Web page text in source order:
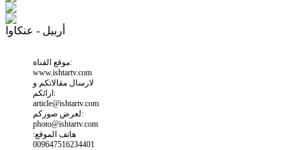
أربيل - عنكاوا
موقع القناة:
www.ishtartv.com
لارسال مقالاتكم و
ارائكم:
article@ishtartv.com
لعرض صوركم:
photo@ishtartv.com
هاتف الموقع:
009647516234401